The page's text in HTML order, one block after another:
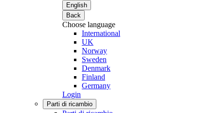
English
Back
Choose language
International
UK
Norway
Sweden
Denmark
Finland
Germany
Login
Parti di ricambio